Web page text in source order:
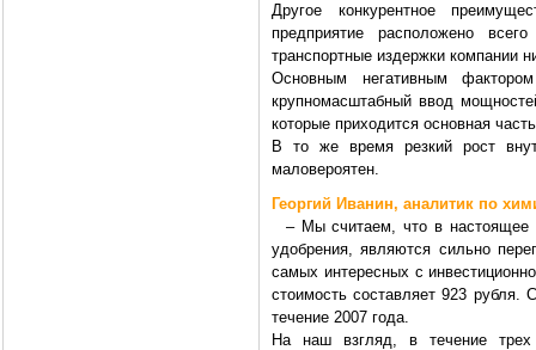
Другое конкурентное
предприятие расположено
транспортные издержки компании
Основным негативным
крупномасштабный ввод
которые приходится основная
В то же время резкий рост
маловероятен.
Георгий Иванин, аналитик по
– Мы считаем, что в настоящее
удобрения, являются сильно
самых интересных с
стоимость составляет 923 рубля.
течение 2007 года.
На наш взгляд, в течение трех